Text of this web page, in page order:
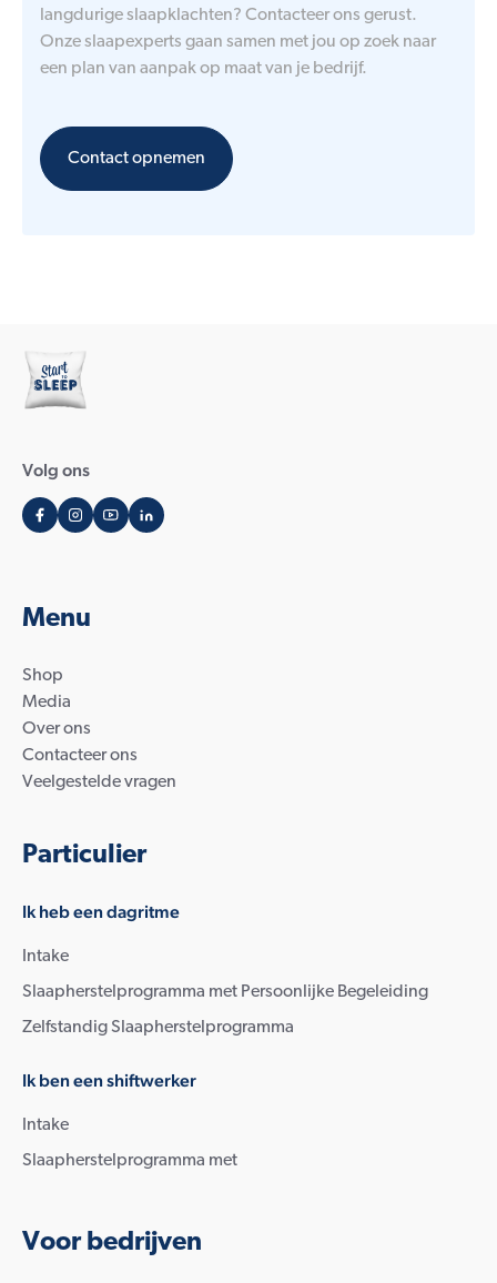
langdurige slaapklachten? Contacteer ons gerust.
Onze slaapexperts gaan samen met jou op zoek naar
een plan van aanpak op maat van je bedrijf.
Contact opnemen
Volg ons
Menu
Shop
Media
Over ons
Contacteer ons
Veelgestelde vragen
Particulier
Ik heb een dagritme
Intake
Slaapherstelprogramma met Persoonlijke Begeleiding
Zelfstandig Slaapherstelprogramma
Ik ben een shiftwerker
Intake
Slaapherstelprogramma met
Voor bedrijven